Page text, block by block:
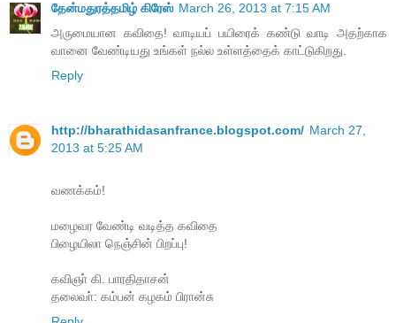
தேன்மதுரத்தமிழ் கிரேஸ் March 26, 2013 at 7:15 AM
அருமையான கவிதை! வாடியப் பயிரைக் கண்டு வாடி அதற்காக
வானை வேண்டியது உங்கள் நல்ல உள்ளத்தைக் காட்டுகிறது.
Reply
http://bharathidasanfrance.blogspot.com/ March 27,
2013 at 5:25 AM
வணக்கம்!
மழைவர வேண்டி வடித்த கவிதை
பிழையிலா நெஞ்சின் பிறப்பு!
கவிஞா் கி. பாரதிதாசன்
தலைவா்: கம்பன் கழகம் பிரான்சு